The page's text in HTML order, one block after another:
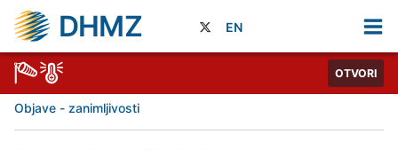
DHMZ EN
OTVORI
Objave - zanimljivosti